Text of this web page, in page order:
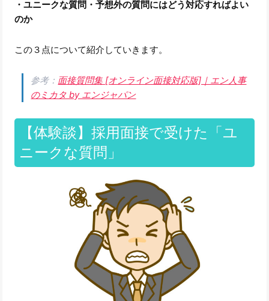
・ユニークな質問・予想外の質問にはどう対応すればよい
のか
この３点について紹介していきます。
参考： 面接質問集 [オンライン面接対応版]｜エン人事
のミカタ by エンジャパン
【体験談】採用面接で受けた「ユ
ニークな質問」